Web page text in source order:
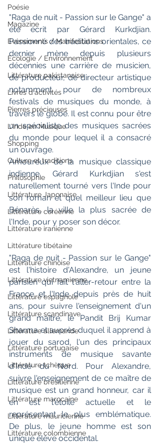
Poésie
Magazine
Evènements / Manifestations
Ecologie / Environnement
Littérature pakistanaise
Livres d'activités
Pierres précieuses
L'Inde en Musique
Shopping
Culture et traditions
Philosophie
Littérature Japonaise
Littérature coréenne
Littérature iranienne
Littérature tibétaine
Littérature chinoise
Littérature vietnamienne
Littérature espagnole
Littérature scandinave
Littérature allemande
Littérature portugaise
Littérature tchèque
Littérature brésilienne
Littérature marocaine
Littérature mauricienne
Littérature colombienne
"Raga de nuit - Passion sur le Gange" a
été écrit par Gérard Kurkdjian.
Passionné des traditions orientales, ce
dernier mène depuis plusieurs
décennies une carrière de musicien,
de producteur, de directeur artistique
notamment pour de nombreux
festivals de musiques du monde, à
travers le globe. Il est connu pour être
un spécialiste des musiques sacrées
du monde pour lequel il a consacré
un ouvrage.
Amoureux de la musique classique
indienne, Gérard Kurkdjian s'est
naturellement tourné vers l'Inde pour
son roman et quel meilleur lieu que
Bénarès, la ville la plus sacrée de
l'Inde, pour y poser son décor.
"Raga de nuit - Passion sur le Gange"
est l'histoire d'Alexandre, un jeune
parisien qui fait l'aller-retour entre la
France et l'Inde depuis près de huit
ans, pour suivre l'enseignement d'un
grand maître, le Pandit Brij Kumar
Sharma et auprès duquel il apprend à
jouer du sarod, l'un des principaux
instruments de musique savante
d'Inde du Nord. Pour Alexandre,
suivre l'enseignement de ce maître de
musique est un grand honneur, car il
en est l'étoile actuelle et le
représentant le plus emblématique.
De plus, le jeune homme est son
unique élève occidental.